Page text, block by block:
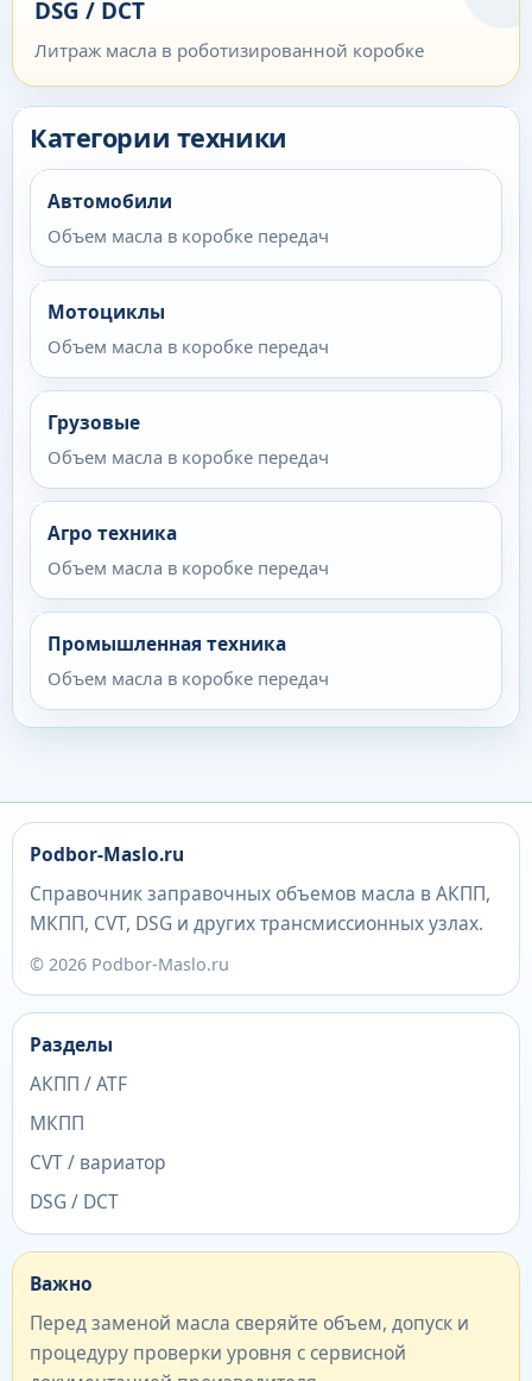
DSG / DCT
Литраж масла в роботизированной коробке
Категории техники
Автомобили
Объем масла в коробке передач
Мотоциклы
Объем масла в коробке передач
Грузовые
Объем масла в коробке передач
Агро техника
Объем масла в коробке передач
Промышленная техника
Объем масла в коробке передач
Podbor-Maslo.ru
Справочник заправочных объемов масла в АКПП,
МКПП, CVT, DSG и других трансмиссионных узлах.
© 2026 Podbor-Maslo.ru
Разделы
АКПП / ATF
МКПП
CVT / вариатор
DSG / DCT
Важно
Перед заменой масла сверяйте объем, допуск и
процедуру проверки уровня с сервисной